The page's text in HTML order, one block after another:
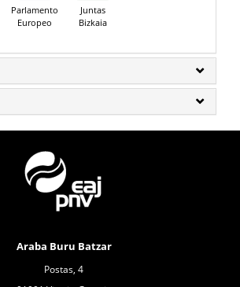
Parlamento
Europeo
Juntas
Bizkaia
Araba Buru Batzar
Postas, 4